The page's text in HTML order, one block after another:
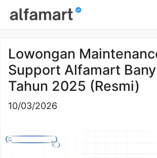
Lowongan
Support Alfamart
Tahun 2025 (Resmi)
10/03/2026